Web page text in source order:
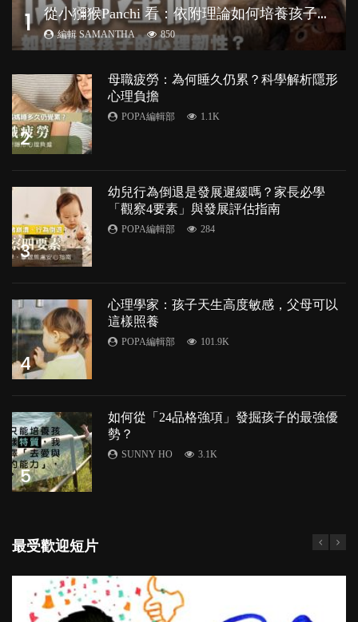
1 從
小獼猴Panchi 看：依附理論如何培養孩子心理韌性？
編輯 SAMANTHA 850
2
母職疲勞：為何睡久仍累？科學解析隱形
心理負擔
POPA編輯部 1.1K
3
幼兒行為倒退是發展遲緩嗎？家長必學
「觀察4要素」與發展評估指南
POPA編輯部 284
4
心理學家：孩子天生高度敏感，父母可以
這樣照養
POPA編輯部 101.9K
5
如何從「24品格強項」發掘孩子的最強優
勢？
SUNNY HO 3.1K
最受歡迎短片